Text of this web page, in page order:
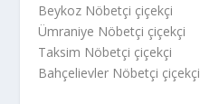
Beykoz Nöbetçi çiçekçi
Ümraniye Nöbetçi çiçekçi
Taksim Nöbetçi çiçekçi
Bahçelievler Nöbetçi çiçekçi